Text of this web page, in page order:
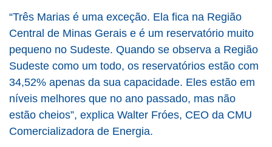
“Três Marias é uma exceção. Ela fica na Região
Central de Minas Gerais e é um reservatório muito
pequeno no Sudeste. Quando se observa a Região
Sudeste como um todo, os reservatórios estão com
34,52% apenas da sua capacidade. Eles estão em
níveis melhores que no ano passado, mas não
estão cheios”, explica Walter Fróes, CEO da CMU
Comercializadora de Energia.